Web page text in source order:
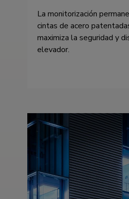
La monitorización
cintas de acero
maximiza la seguridad y
elevador.